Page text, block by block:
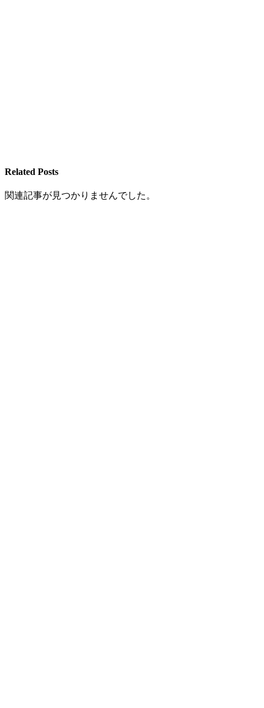
Related Posts
関連記事が見つかりませんでした。